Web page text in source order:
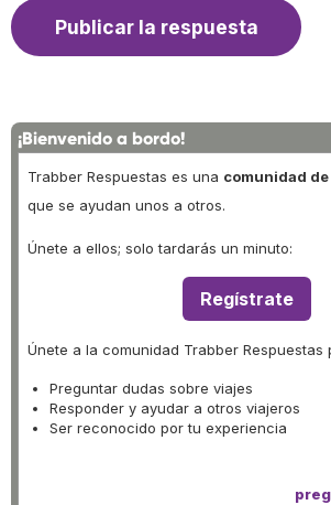
¡Bienvenido a bordo!
Trabber Respuestas es una comunidad
que se ayudan unos a otros.
Únete a ellos; solo tardarás un minuto:
Regístrate
Únete a la comunidad Trabber Respuestas
Preguntar dudas sobre viajes
Responder y ayudar a otros viajeros
Ser reconocido por tu experiencia